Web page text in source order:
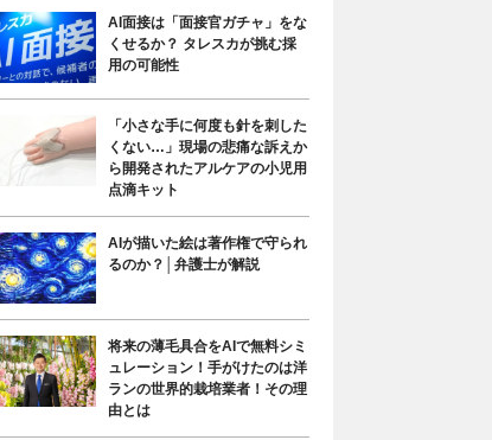
AI面接は「面接官ガチャ」をな
くせるか？ タレスカが挑む採
用の可能性
「小さな手に何度も針を刺した
くない…」現場の悲痛な訴えか
ら開発されたアルケアの小児用
点滴キット
AIが描いた絵は著作権で守られ
るのか？│弁護士が解説
将来の薄毛具合をAIで無料シミ
ュレーション！手がけたのは洋
ランの世界的栽培業者！その理
由とは